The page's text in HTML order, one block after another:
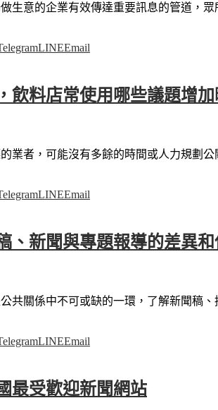
生意的企業有效傳達重要訊息的管道，
LINEEmail
飲料店常使用哪些議題增加
業者，可能沒有多餘的時間或人力規劃
LINEEmail
、新聞與專題報導的差異
共關係中不可或缺的一環，了解新聞稿
LINEEmail
最受歡迎新聞網站